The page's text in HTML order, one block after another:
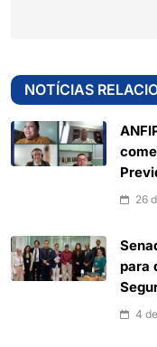
NOTÍCIAS
26
para
4